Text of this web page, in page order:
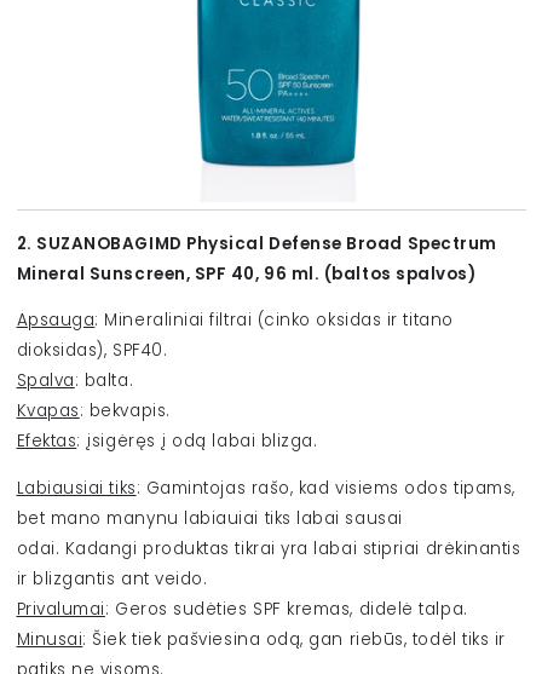
2. SUZANOBAGIMD Physical Defense Broad Spectrum
Mineral Sunscreen, SPF 40, 96 ml. (baltos spalvos)
Apsauga: Mineraliniai filtrai (cinko oksidas ir titano
dioksidas), SPF40.
Spalva: balta.
Kvapas: bekvapis.
Efektas: įsigėręs į odą labai blizga.
Labiausiai tiks: Gamintojas rašo, kad visiems odos tipams,
bet mano manynu labiauiai tiks labai sausai
odai. Kadangi produktas tikrai yra labai stipriai drėkinantis
ir blizgantis ant veido.
Privalumai: Geros sudėties SPF kremas, didelė talpa.
Minusai: Šiek tiek pašviesina odą, gan riebūs, todėl tiks ir